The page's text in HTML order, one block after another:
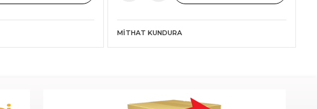
MITHAT KUNDURA